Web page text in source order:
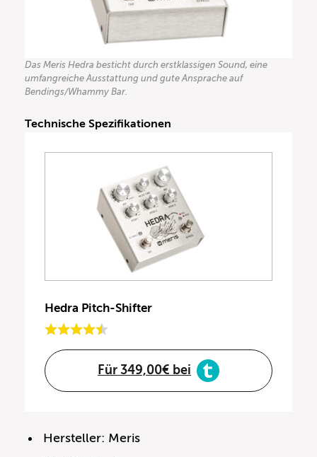
Das Meris Hedra besticht durch erstklassigen Sound, eine
umfangreiche Ausstattung und gute Ansprache auf
Bendings/Whammy Bar.
Technische Spezifikationen
Hedra Pitch-Shifter
Für 349,00€ bei
Hersteller: Meris